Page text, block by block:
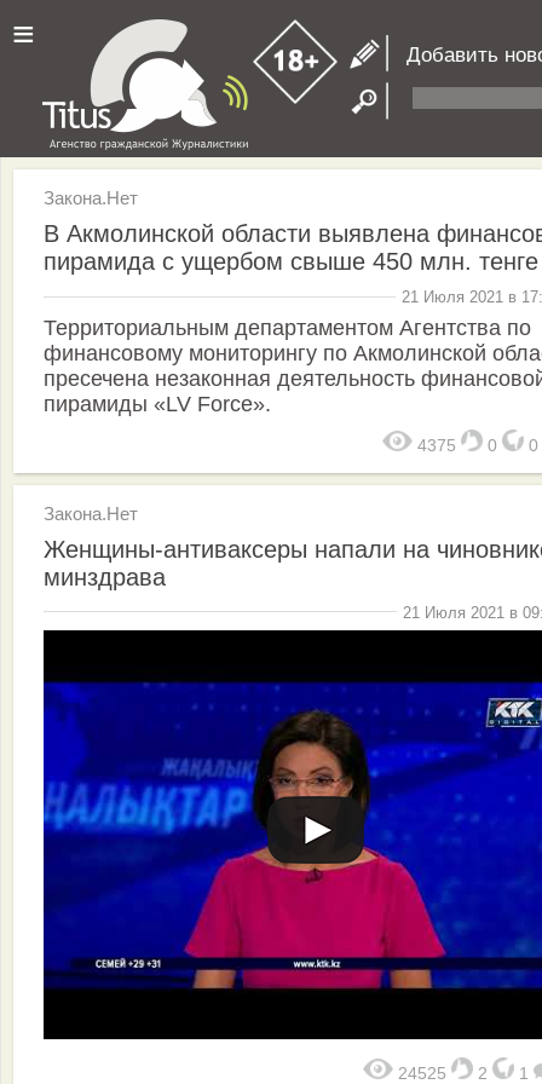
≡ Добавить
Закона.Нет
В Акмолинской области выявлена
пирамида с ущербом свыше 450 млн. тенге
21 Июля 2021 в
Территориальным департаментом Агентства по
финансовому мониторингу по Акмолинской
пресечена незаконная деятельность
пирамиды «LV Force».
4375 0 0
Закона.Нет
Женщины-антиваксеры напали на
минздрава
21 Июля 2021 в
24525 2 1